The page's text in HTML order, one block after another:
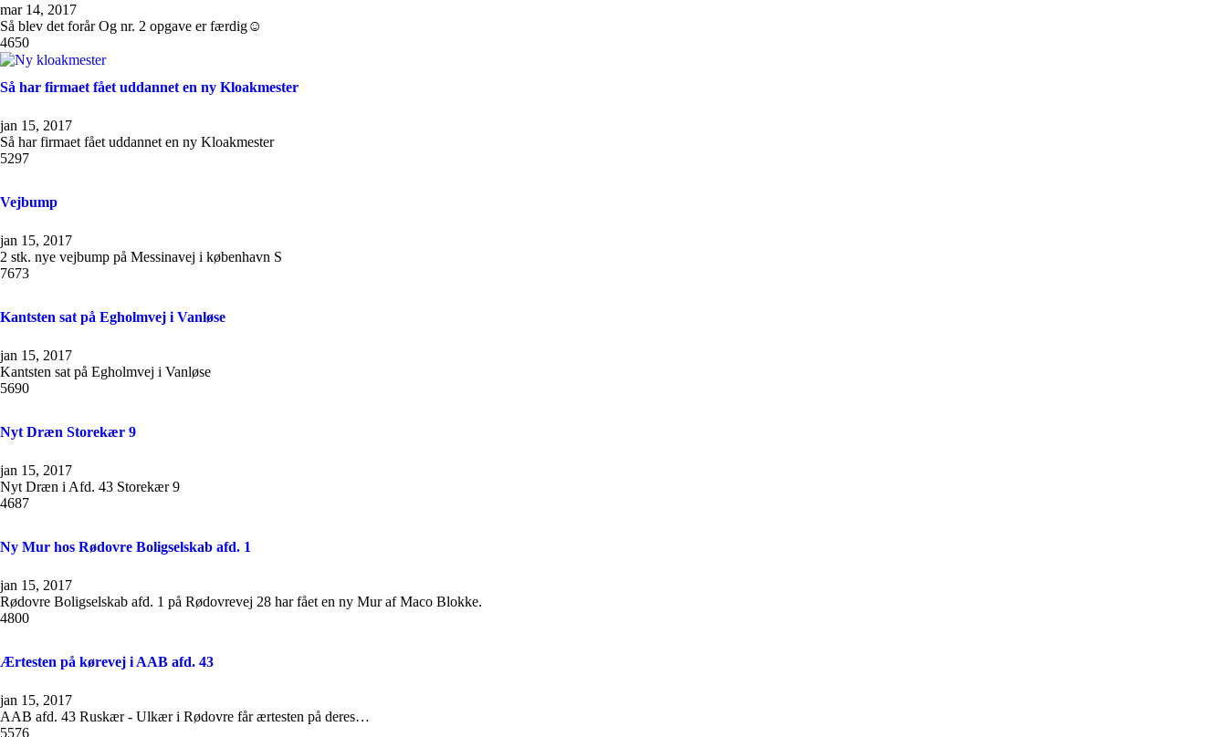
mar 14, 2017
Så blev det forår Og nr. 2 opgave er færdig☺
4650
Så har firmaet fået uddannet en ny Kloakmester
jan 15, 2017
Så har firmaet fået uddannet en ny Kloakmester
5297
Vejbump
jan 15, 2017
2 stk. nye vejbump på Messinavej i københavn S
7673
Kantsten sat på Egholmvej i Vanløse
jan 15, 2017
Kantsten sat på Egholmvej i Vanløse
5690
Nyt Dræn Storekær 9
jan 15, 2017
Nyt Dræn i Afd. 43 Storekær 9
4687
Ny Mur hos Rødovre Boligselskab afd. 1
jan 15, 2017
Rødovre Boligselskab afd. 1 på Rødovrevej 28 har fået en ny Mur af Maco Blokke.
4800
Ærtesten på kørevej i AAB afd. 43
jan 15, 2017
AAB afd. 43 Ruskær - Ulkær i Rødovre får ærtesten på deres…
5576